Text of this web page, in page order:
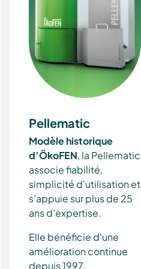
Pellematic
Modèle historique
d’ÖkoFEN, la Pellematic
associe fiabilité,
simplicité d'utilisation et
s’appuie sur plus de 25
ans d’expertise.
Elle bénéficie d'une
amélioration continue
depuis 1997.